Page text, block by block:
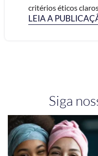
critérios éticos
LEIA A
Siga